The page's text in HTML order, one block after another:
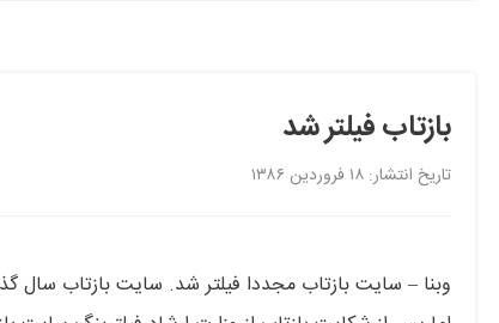
بازتاب فیلتر شد
تاریخ انتشار: ۱۸ فروردین ۱۳۸۶
وبنا – سایت بازتاب مجددا فیلتر شد. سایت بازتاب سال